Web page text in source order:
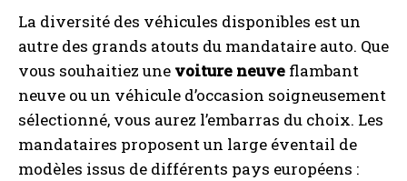
La diversité des véhicules disponibles est un
autre des grands atouts du mandataire auto. Que
vous souhaitiez une voiture neuve flambant
neuve ou un véhicule d’occasion soigneusement
sélectionné, vous aurez l’embarras du choix. Les
mandataires proposent un large éventail de
modèles issus de différents pays européens :